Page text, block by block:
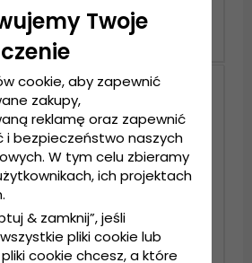
(niebieski/wielokolorowy)
139 zl
Twoje
cookie, aby zapewnić
zakupy,
reklamę oraz zapewnić
i bezpieczeństwo naszych
W tym celu zbieramy
ich projektach
& zamknij”, jeśli
pliki cookie lub
cookie chcesz, a które